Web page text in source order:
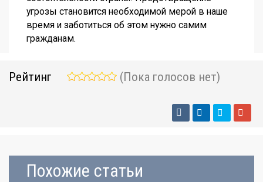
угрозы становится необходимой мерой в наше
время и заботиться об этом нужно самим
гражданам.
Рейтинг (Пока голосов нет)
Похожие статьи